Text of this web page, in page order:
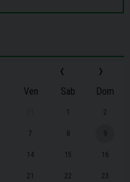
‹ ›
Ven Sab Dom
1 2
7 8 9
14 15 16
21 22 23